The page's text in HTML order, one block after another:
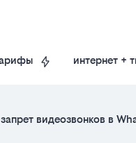
интернет +
запрет видеозвонков в